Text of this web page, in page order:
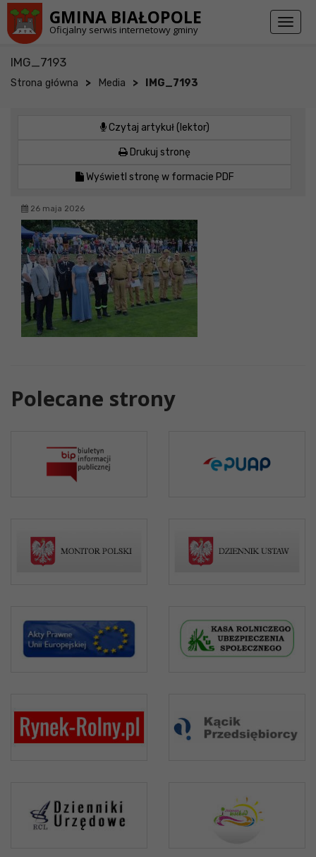
GMINA BIAŁOPOLE
Oficjalny serwis internetowy gminy
Toggle
IMG_7193
Strona główna > Media > IMG_7193
Czytaj artykuł (lektor)
Drukuj stronę
Wyświetl stronę w formacie PDF
26 maja 2026
Polecane strony